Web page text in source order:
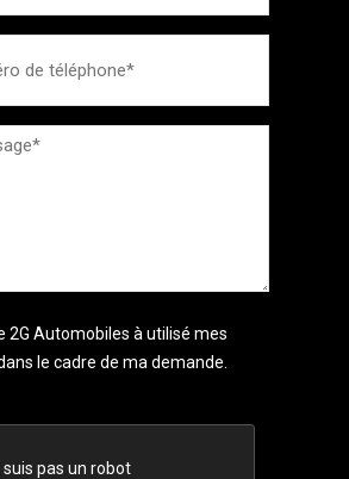
2G Automobiles à utilisé mes
le cadre de ma demande.